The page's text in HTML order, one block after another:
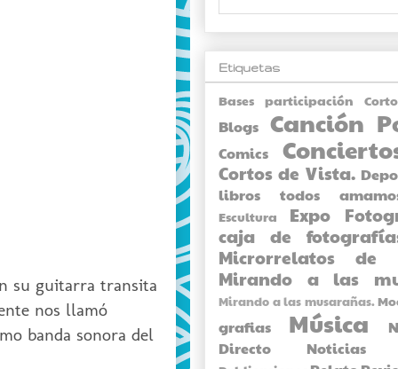
su guitarra transita
nos llamó
banda sonora del
Etiquetas
Bases participación
Blogs Canción
Comics
Cortos de Vista.
libros todos
Escultura Expo
caja de
Microrrelatos de
Mirando a las
Mirando a las musarañas.
grafias Música
Directo
Noticias